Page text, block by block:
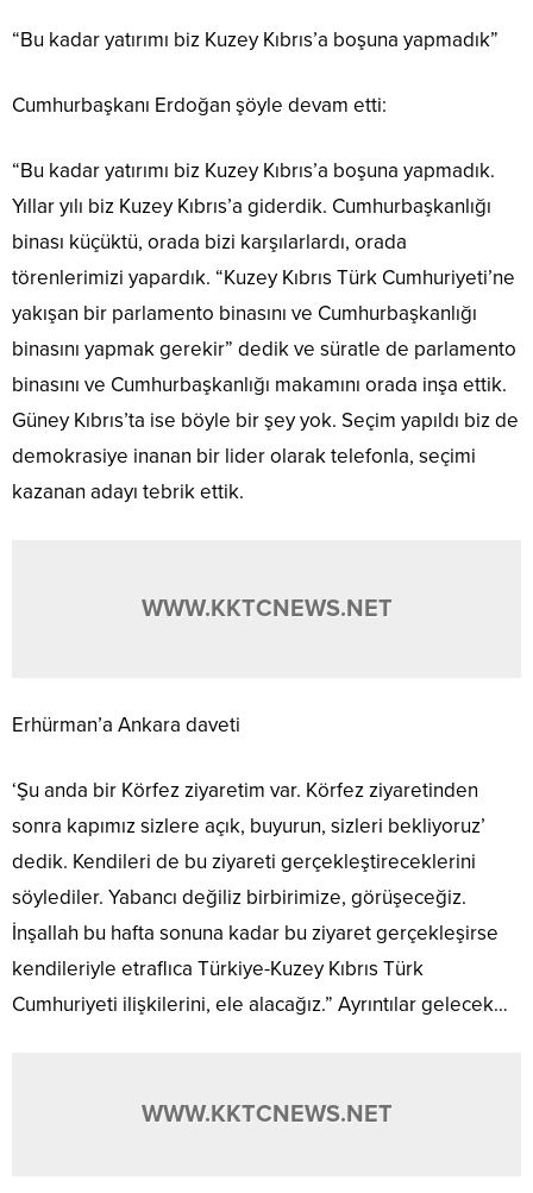
“Bu kadar yatırımı biz Kuzey Kıbrıs’a boşuna yapmadık”
Cumhurbaşkanı Erdoğan şöyle devam etti:
“Bu kadar yatırımı biz Kuzey Kıbrıs’a boşuna yapmadık.
Yıllar yılı biz Kuzey Kıbrıs’a giderdik. Cumhurbaşkanlığı
binası küçüktü, orada bizi karşılarlardı, orada
törenlerimizi yapardık. “Kuzey Kıbrıs Türk Cumhuriyeti’ne
yakışan bir parlamento binasını ve Cumhurbaşkanlığı
binasını yapmak gerekir” dedik ve süratle de parlamento
binasını ve Cumhurbaşkanlığı makamını orada inşa ettik.
Güney Kıbrıs’ta ise böyle bir şey yok. Seçim yapıldı biz de
demokrasiye inanan bir lider olarak telefonla, seçimi
kazanan adayı tebrik ettik.
WWW.KKTCNEWS.NET
Erhürman’a Ankara daveti
‘Şu anda bir Körfez ziyaretim var. Körfez ziyaretinden
sonra kapımız sizlere açık, buyurun, sizleri bekliyoruz’
dedik. Kendileri de bu ziyareti gerçekleştireceklerini
söylediler. Yabancı değiliz birbirimize, görüşeceğiz.
İnşallah bu hafta sonuna kadar bu ziyaret gerçekleşirse
kendileriyle etraflıca Türkiye-Kuzey Kıbrıs Türk
Cumhuriyeti ilişkilerini, ele alacağız.” Ayrıntılar gelecek…
WWW.KKTCNEWS.NET